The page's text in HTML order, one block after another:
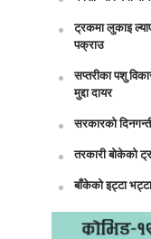
ट्रकमा लुकाइ
पक्राउ
सप्तरीका पशु
मुद्दा दायर
सरकारको
तरकारी बोकेको
बाँकेको इट्टा